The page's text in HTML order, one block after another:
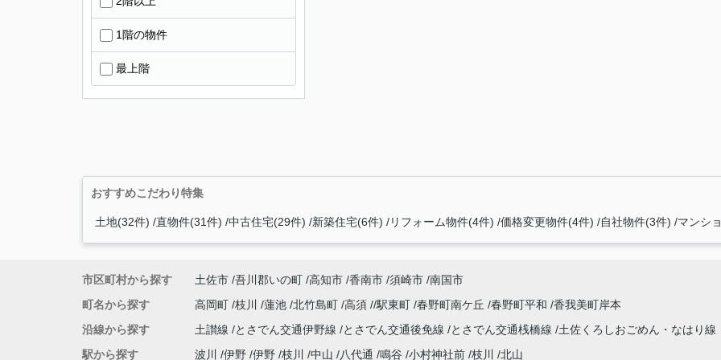
1階の物件
最上階
おすすめこだわり特集
土地(32件) 直物件(31件) 中古住宅(29件) 新築住宅(6件) リフォーム物件(4件) 価格変更物件(4件) 自社物件(3件) マンシ
市区町村から探す 土佐市 吾川郡いの町 高知市 香南市 須崎市 南国市
町名から探す
高岡町 枝川 蓮池 北竹島町 高須 駅東町 春野町南ケ丘 春野町平和 香我美町岸本
沿線から探す
土讃線 とさでん交通伊野線 とさでん交通後免線 とさでん交通桟橋線
土佐くろしおごめん・なはり線
駅から探す
波川 伊野 伊野 枝川 中山 八代通 鳴谷 小村神社前 枝川 北山